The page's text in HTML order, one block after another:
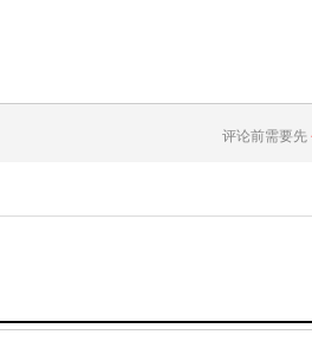
评论前需要先